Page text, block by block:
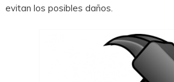
evitan los posibles daños.